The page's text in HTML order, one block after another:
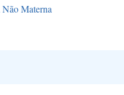
Materna